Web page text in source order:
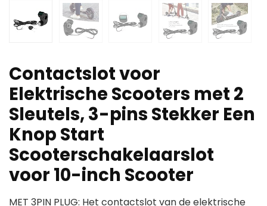
Contactslot voor
Elektrische Scooters met 2
Sleutels, 3-pins Stekker Een
Knop Start
Scooterschakelaarslot
voor 10-inch Scooter
MET 3PIN PLUG: Het contactslot van de elektrische